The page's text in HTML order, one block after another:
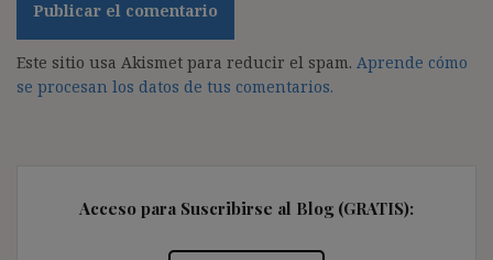
Este sitio usa Akismet para reducir el spam. Aprende cómo
se procesan los datos de tus comentarios.
Acceso para Suscribirse al Blog (GRATIS):